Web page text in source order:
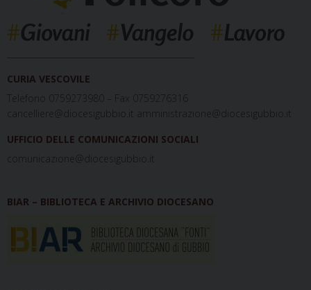
CURIA VESCOVILE
Telefono 0759273980 – Fax 0759276316
cancelliere@diocesigubbio.it amministrazione@diocesigubbio.it
UFFICIO DELLE COMUNICAZIONI SOCIALI
comunicazione@diocesigubbio.it
BIAR – BIBLIOTECA E ARCHIVIO DIOCESANO